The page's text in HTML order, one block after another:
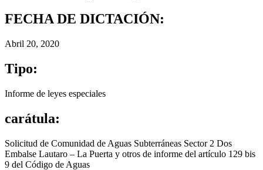
FECHA DE DICTACIÓN:
Abril 20, 2020
Tipo:
Informe de leyes especiales
carátula:
Solicitud de Comunidad de Aguas Subterráneas Sector 2 Dos
Embalse Lautaro – La Puerta y otros de informe del artículo 129 bis
9 del Código de Aguas